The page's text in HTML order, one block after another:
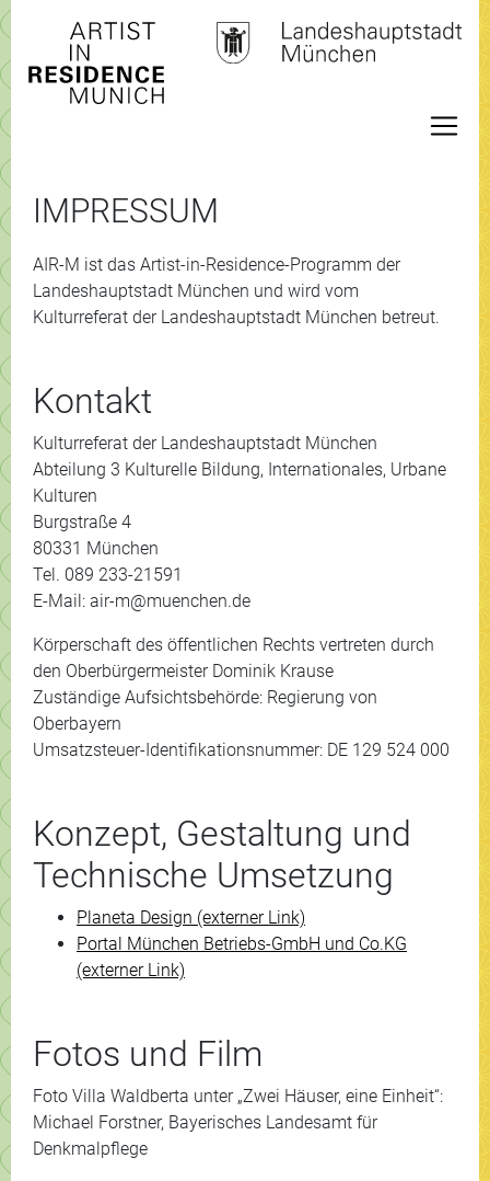
IMPRESSUM
AIR-M ist das Artist-in-Residence-Programm der
Landeshauptstadt München und wird vom
Kulturreferat der Landeshauptstadt München betreut.
Kontakt
Kulturreferat der Landeshauptstadt München
Abteilung 3 Kulturelle Bildung, Internationales, Urbane
Kulturen
Burgstraße 4
80331 München
Tel. 089 233-21591
E-Mail: air-m@muenchen.de
Körperschaft des öffentlichen Rechts vertreten durch
den Oberbürgermeister Dominik Krause
Zuständige Aufsichtsbehörde: Regierung von
Oberbayern
Umsatzsteuer-Identifikationsnummer: DE 129 524 000
Konzept, Gestaltung und
Technische Umsetzung
Planeta Design (externer Link)
Portal München Betriebs-GmbH und Co.KG
(externer Link)
Fotos und Film
Foto Villa Waldberta unter „Zwei Häuser, eine Einheit“:
Michael Forstner, Bayerisches Landesamt für
Denkmalpflege